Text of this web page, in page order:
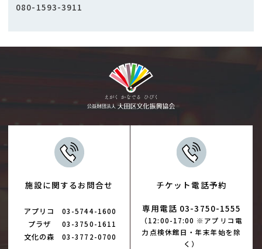
080-1593-3911
施設に関するお問合せ
アプリコ 03-5744-1600
プラザ 03-3750-1611
文化の森 03-3772-0700
チケット電話予約
専用電話 03-3750-1555
（12:00-17:00 ※アプリコ電
力点検休館日・年末年始を除
く）